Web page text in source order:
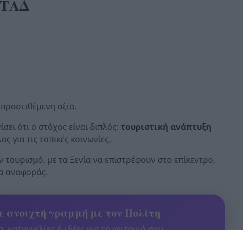
αξία.
ότι ο στόχος είναι διπλός:τουριστική ανάπτυξη
για τις τοπικές κοινωνίες.
με τα Ξενία να επιστρέφουν στο επίκεντρο,
αναφοράς.
ανοιχτή γραμμή με τον Πολίτη